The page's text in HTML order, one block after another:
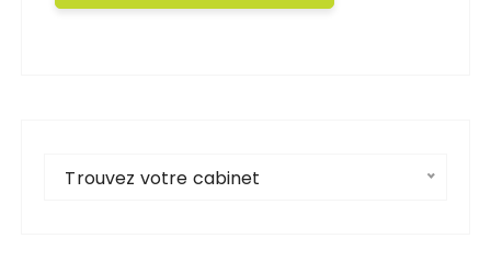
Trouvez votre cabinet